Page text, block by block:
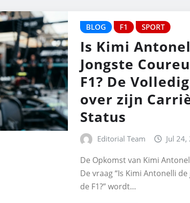
BLOG F1 SPORT
Is Kimi
Jongste
F1? De
over zijn
Status
Editorial Team Jul 24,
De Opkomst van Kimi
De vraag “Is Kimi Antonelli
de F1?” wordt…